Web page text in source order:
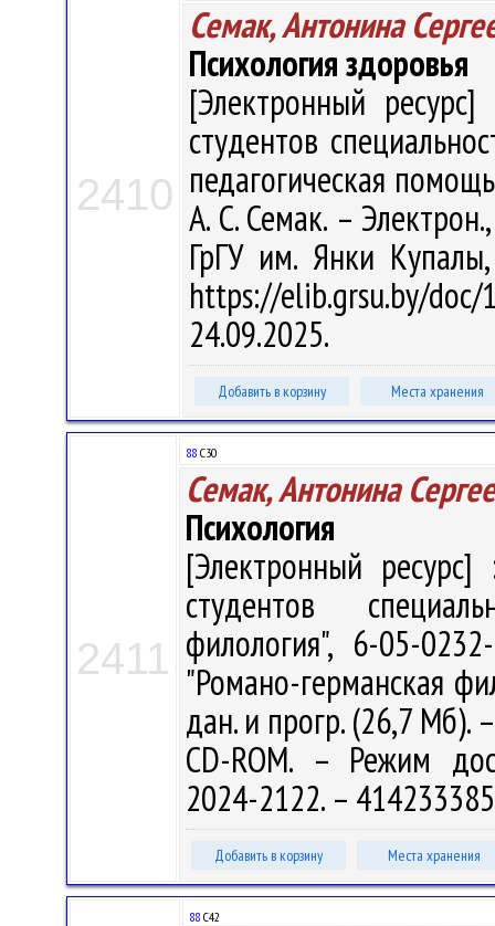
2410
Семак, Антонина
Психология здоровья
[Электронный
студентов
педагогическая
А. С. Семак. –
ГрГУ им. Янки
https://elib.grsu.by/
24.09.2025.
Добавить в корзину Места хранения
2411
88 С30
Семак, Антонина
Психология
[Электронный ресурс]
студентов
филология", 6-05-
"Романо-германская
дан. и прогр. (26,7 Мб).
CD-ROM. – Режим
2024-2122. –
Добавить в корзину Места хранения
88 С42